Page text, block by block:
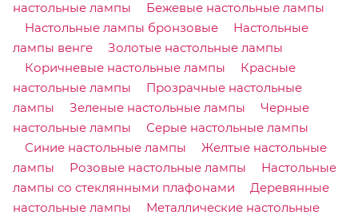
настольные лампы
Бежевые настольные лампы
Настольные лампы бронзовые
Настольные
лампы венге
Золотые настольные лампы
Коричневые настольные лампы
Красные
настольные лампы
Прозрачные настольные
лампы
Зеленые настольные лампы
Черные
настольные лампы
Серые настольные лампы
Синие настольные лампы
Желтые настольные
лампы
Розовые настольные лампы
Настольные
лампы со стеклянными плафонами
Деревянные
настольные лампы
Металлические настольные